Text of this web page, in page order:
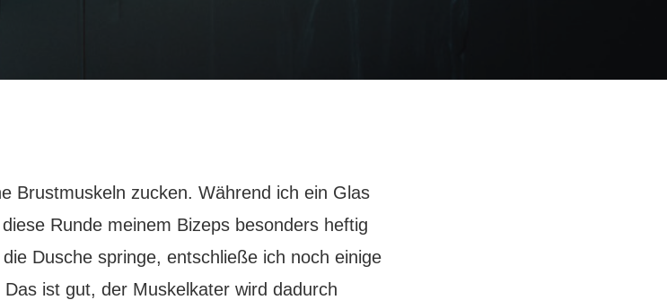
Brustmuskeln zucken. Während ich ein Glas
Runde meinem Bizeps besonders heftig
Dusche springe, entschließe ich noch einige
ist gut, der Muskelkater wird dadurch